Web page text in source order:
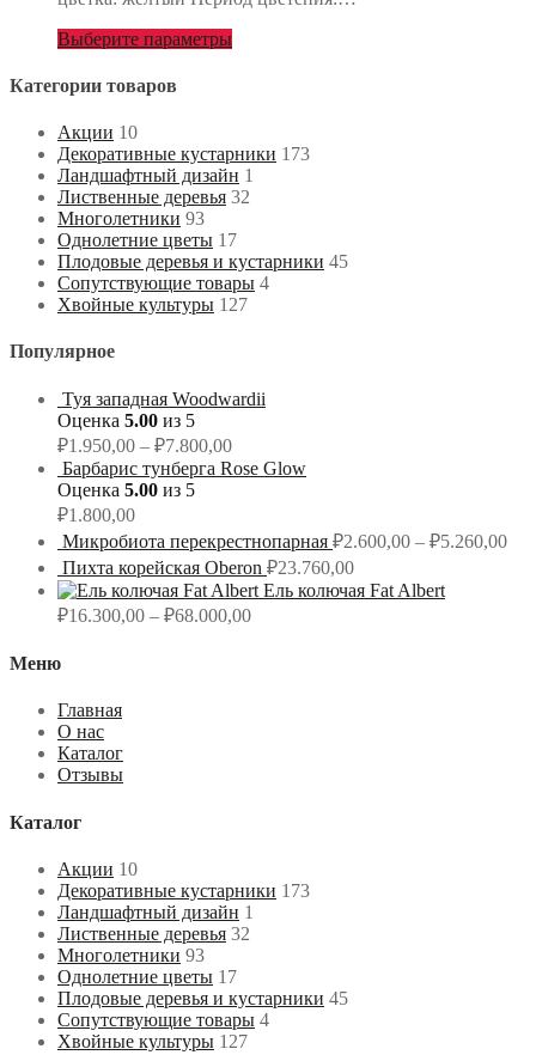
Выберите параметры
Категории товаров
Акции 10
Декоративные кустарники 173
Ландшафтный дизайн 1
Лиственные деревья 32
Многолетники 93
Однолетние цветы 17
Плодовые деревья и кустарники 45
Сопутствующие товары 4
Хвойные культуры 127
Популярное
Туя западная Woodwardii
Оценка 5.00 из 5
₽1.950,00 – ₽7.800,00
Барбарис тунберга Rose Glow
Оценка 5.00 из 5
₽1.800,00
Микробиота перекрестнопарная ₽2.600,00 – ₽5.260,00
Пихта корейская Oberon ₽23.760,00
Ель колючая Fat Albert
₽16.300,00 – ₽68.000,00
Меню
Главная
О нас
Каталог
Отзывы
Каталог
Акции 10
Декоративные кустарники 173
Ландшафтный дизайн 1
Лиственные деревья 32
Многолетники 93
Однолетние цветы 17
Плодовые деревья и кустарники 45
Сопутствующие товары 4
Хвойные культуры 127